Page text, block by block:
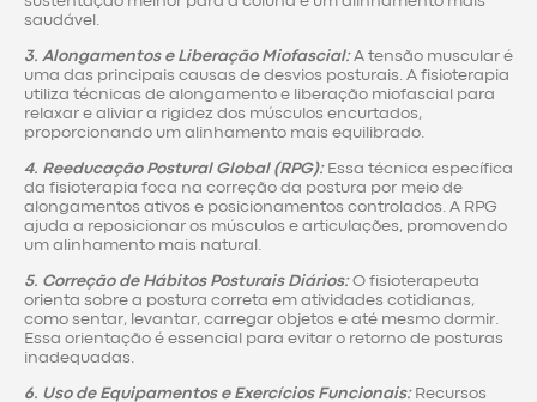
saudável.
3. Alongamentos e Liberação Miofascial: A tensão muscular é
uma das principais causas de desvios posturais. A fisioterapia
utiliza técnicas de alongamento e liberação miofascial para
relaxar e aliviar a rigidez dos músculos encurtados,
proporcionando um alinhamento mais equilibrado.
4. Reeducação Postural Global (RPG):Essa técnica específica
da fisioterapia foca na correção da postura por meio de
alongamentos ativos e posicionamentos controlados. A RPG
ajuda a reposicionar os músculos e articulações, promovendo
um alinhamento mais natural.
5. Correção de Hábitos Posturais Diários:O fisioterapeuta
orienta sobre a postura correta em atividades cotidianas,
como sentar, levantar, carregar objetos e até mesmo dormir.
Essa orientação é essencial para evitar o retorno de posturas
inadequadas.
6. Uso de Equipamentos e Exercícios Funcionais:Recursos